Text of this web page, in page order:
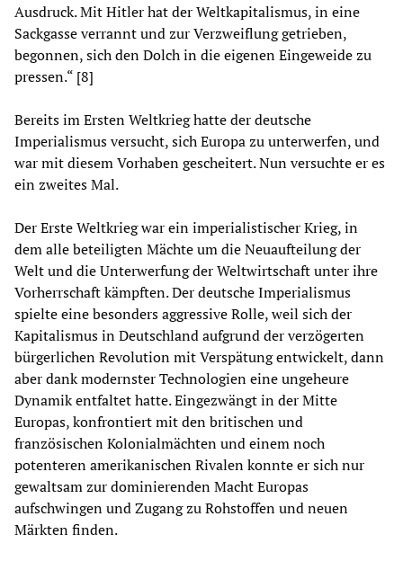
Ausdruck. Mit Hitler hat der Weltkapitalismus, in eine
Sackgasse verrannt und zur Verzweiflung getrieben,
begonnen, sich den Dolch in die eigenen Eingeweide zu
pressen.“ [8]
Bereits im Ersten Weltkrieg hatte der deutsche
Imperialismus versucht, sich Europa zu unterwerfen, und
war mit diesem Vorhaben gescheitert. Nun versuchte er es
ein zweites Mal.
Der Erste Weltkrieg war ein imperialistischer Krieg, in
dem alle beteiligten Mächte um die Neuaufteilung der
Welt und die Unterwerfung der Weltwirtschaft unter ihre
Vorherrschaft kämpften. Der deutsche Imperialismus
spielte eine besonders aggressive Rolle, weil sich der
Kapitalismus in Deutschland aufgrund der verzögerten
bürgerlichen Revolution mit Verspätung entwickelt, dann
aber dank modernster Technologien eine ungeheure
Dynamik entfaltet hatte. Eingezwängt in der Mitte
Europas, konfrontiert mit den britischen und
französischen Kolonialmächten und einem noch
potenteren amerikanischen Rivalen konnte er sich nur
gewaltsam zur dominierenden Macht Europas
aufschwingen und Zugang zu Rohstoffen und neuen
Märkten finden.